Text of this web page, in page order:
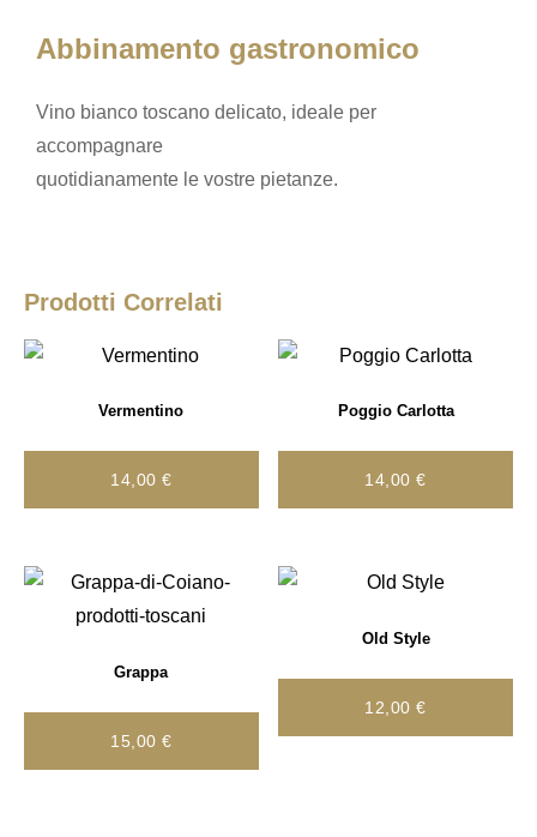
k
Abbinamento gastronomico
Vino bianco toscano delicato, ideale per
accompagnare
quotidianamente le vostre pietanze.
Prodotti Correlati
Vermentino
14,00€
Poggio Carlotta
14,00€
Grappa
15,00€
Old Style
12,00€